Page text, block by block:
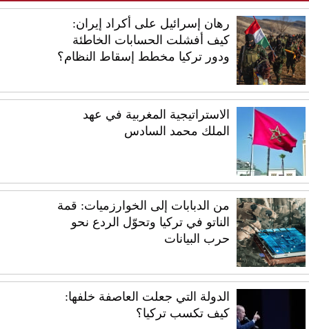
رهان إسرائيل على أكراد إيران:
كيف أفشلت الحسابات الخاطئة
ودور تركيا مخطط إسقاط النظام؟
الاستراتيجية المغربية في عهد
الملك محمد السادس
من الدبابات إلى الخوارزميات: قمة
الناتو في تركيا وتحوّل الردع نحو
حرب البيانات
الدولة التي جعلت العاصفة خلفها:
كيف تكسب تركيا؟